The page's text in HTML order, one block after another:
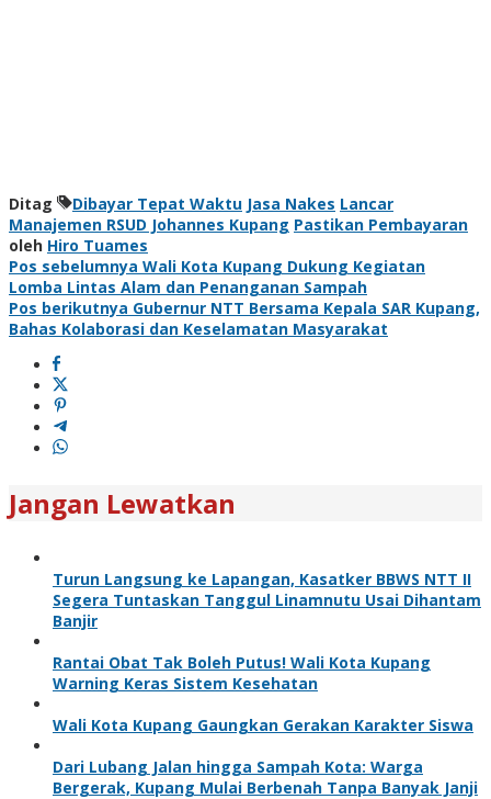
Ditag Dibayar Tepat Waktu Jasa Nakes Lancar
Manajemen RSUD Johannes Kupang Pastikan Pembayaran
oleh Hiro Tuames
Navigasi
pos
Pos sebelumnya Wali Kota Kupang Dukung Kegiatan
Lomba Lintas Alam dan Penanganan Sampah
Pos berikutnya Gubernur NTT Bersama Kepala SAR Kupang,
Bahas Kolaborasi dan Keselamatan Masyarakat
Jangan Lewatkan
Turun Langsung ke Lapangan, Kasatker BBWS NTT II
Segera Tuntaskan Tanggul Linamnutu Usai Dihantam
Banjir
Rantai Obat Tak Boleh Putus! Wali Kota Kupang
Warning Keras Sistem Kesehatan
Wali Kota Kupang Gaungkan Gerakan Karakter Siswa
Dari Lubang Jalan hingga Sampah Kota: Warga
Bergerak, Kupang Mulai Berbenah Tanpa Banyak Janji